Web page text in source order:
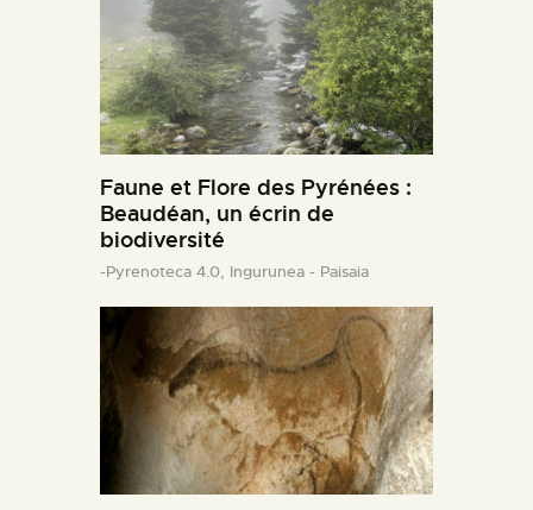
Faune et Flore des Pyrénées :
Beaudéan, un écrin de
biodiversité
-Pyrenoteca 4.0, Ingurunea - Paisaia